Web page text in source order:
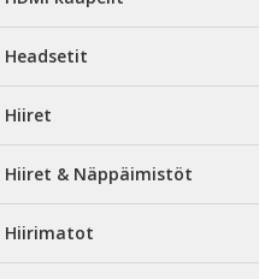
Headsetit
Hiiret
Hiiret & Näppäimistöt
Hiirimatot